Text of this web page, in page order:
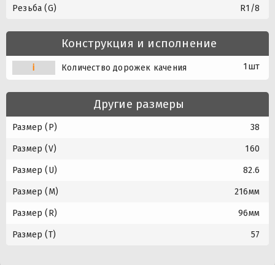
Резьба (G) R1/8
Конструкция и исполнение
i Количество дорожек качения 1шт
Другие размеры
Размер (P) 38
Размер (V) 160
Размер (U) 82.6
Размер (M) 216мм
Размер (R) 96мм
Размер (T) 57